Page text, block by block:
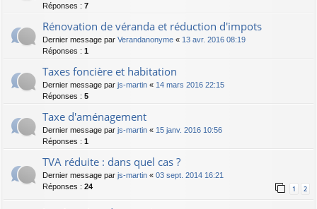
Réponses : 7
Rénovation de véranda et réduction d'impots
Dernier message par Verandanonyme « 13 avr. 2016 08:19
Réponses : 1
Taxes foncière et habitation
Dernier message par js-martin « 14 mars 2016 22:15
Réponses : 5
Taxe d'aménagement
Dernier message par js-martin « 15 janv. 2016 10:56
Réponses : 1
TVA réduite : dans quel cas ?
Dernier message par js-martin « 03 sept. 2014 16:21
Réponses : 24 1 2